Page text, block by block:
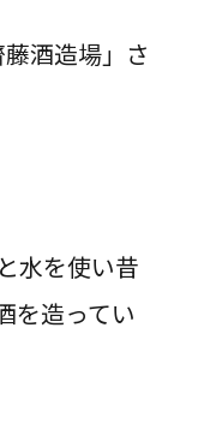
酒造場」さ
水を使い昔
を造ってい